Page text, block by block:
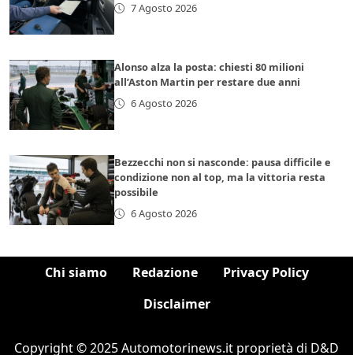
7 Agosto 2026
Alonso alza la posta: chiesti 80 milioni
all’Aston Martin per restare due anni
6 Agosto 2026
Bezzecchi non si nasconde: pausa difficile e
condizione non al top, ma la vittoria resta
possibile
6 Agosto 2026
Chi siamo Redazione
Privacy Policy
Disclaimer
Copyright © 2025 Automotorinews.it proprietà di D&D